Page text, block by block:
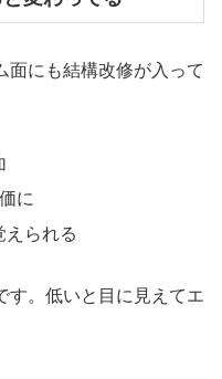
面にも結構改修が入って
に
えられる
す。低いと目に見えてエ